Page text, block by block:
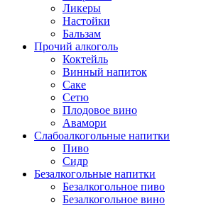
Ликеры
Настойки
Бальзам
Прочий алкоголь
Коктейль
Винный напиток
Саке
Сетю
Плодовое вино
Авамори
Слабоалкогольные напитки
Пиво
Сидр
Безалкогольные напитки
Безалкогольное пиво
Безалкогольное вино